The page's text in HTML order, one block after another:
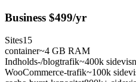
Business $499/yr
Sites15
container~4 GB RAM
Indholds-/blogtrafik~400k
WooCommerce-trafik~100k